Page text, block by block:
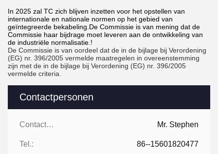
Contactpersonen
Contactpersonen: Mr. Stephen
Tel.: 86--15601820477
In 2025 zal TC zich blijven inzetten voor het opstellen van
internationale en nationale normen op het gebied van
geïntegreerde bekabeling.De Commissie is van mening dat de
Commissie haar bijdrage moet leveren aan de ontwikkeling van
de industriële normalisatie.!
De Commissie is van oordeel dat de in de bijlage bij Verordening
(EG) nr. 396/2005 vermelde maatregelen in overeenstemming
zijn met de in de bijlage bij Verordening (EG) nr. 396/2005
vermelde criteria.